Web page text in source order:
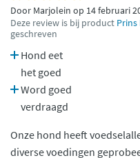
Door Marjolein op 14 februari
Deze review is bij product Prins
geschreven
Hond eet
het goed
Word goed
verdraagd
Onze hond heeft
diverse voedingen